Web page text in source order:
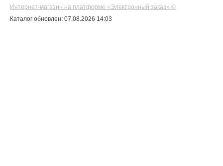
Интернет-магазин на платформе «Электронный заказ» ©
Каталог обновлен: 07.08.2026 14:03